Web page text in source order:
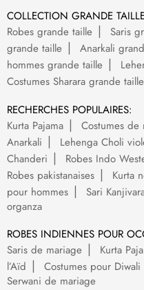
COLLECTION GRANDE
Robes grande taille
Saris
grande taille
Anarkali
hommes grande taille
Costumes Sharara grande taille
RECHERCHES POPULAIRES:
Kurta Pajama
Costumes
Anarkali
Lehenga Choli
Chanderi
Robes Indo
Robes pakistanaises
Kurta
pour hommes
Sari
organza
ROBES INDIENNES POUR
Saris de mariage
Kurta
l’Aïd
Costumes pour Diwali
Serwani de mariage